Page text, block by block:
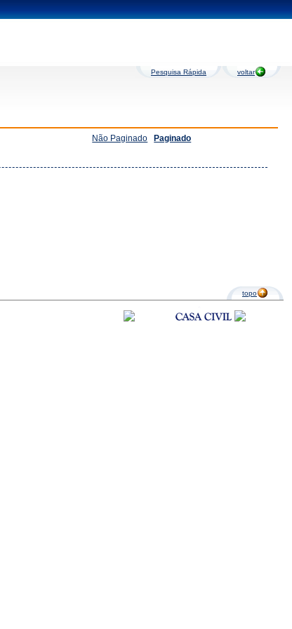
Pesquisa Rápida voltar
Não Paginado Paginado
topo